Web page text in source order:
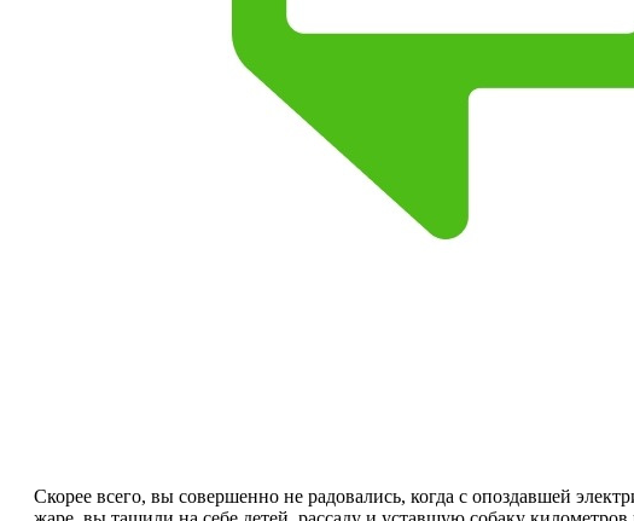
Скорее всего, вы совершенно не радовались, когда с опоздавшей